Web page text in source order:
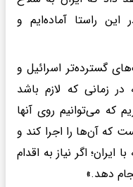
راستا آماده‌ایم و
گسترده‌تر اسرائیل و
در زمانی که لازم باشد
که می‌توانیم روی آنها
که آن‌ها را اجرا کند و
اگر نیاز به اقدام
دهد.»